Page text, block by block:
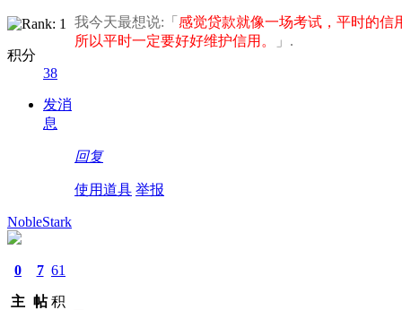
积分
38
发消
息
我今天最想说:「 感觉贷款就像一场考试，平时的信
所以平时一定要好好维护信用。​
」.
回复
使用道具 举报
NobleStark
0
主
7
帖
61
积